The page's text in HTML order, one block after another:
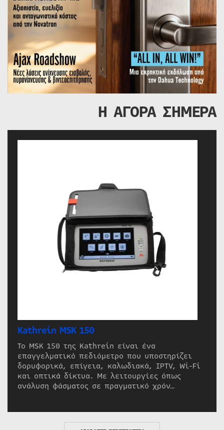
Η ΑΓΟΡΑ ΣΗΜΕΡΑ
Kathrein MSK 150
Το MSK 150 της Kathrein είναι ένα
επαγγελματικό πεδιόμετρο που υποστηρίζει
δορυφορικά, επίγεια, καλωδιακά, IPTV, Wi-Fi
και οπτικά δίκτυα. Με λειτουργίες όπως
ανάλυση φάσματος σε πραγματικό χρόν…